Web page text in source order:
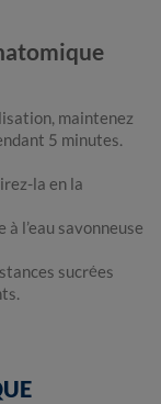
maintenez
5 minutes.
la en la
l’eau savonneuse
sucrées